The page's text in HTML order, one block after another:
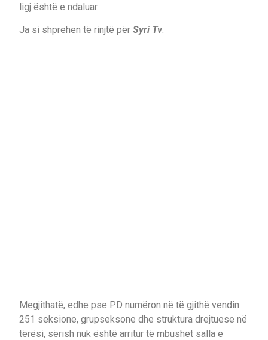
ligj është e ndaluar.
Ja si shprehen të rinjtë për Syri Tv:
Megjithatë, edhe pse PD numëron në të gjithë vendin
251 seksione, grupseksone dhe struktura drejtuese në
tërësi, sërish nuk është arritur të mbushet salla e